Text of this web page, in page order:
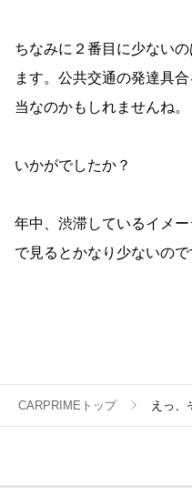
ちなみに２番目に少ない
ます。公共交通の発達具
当なのかもしれませんね。
いかがでしたか？
年中、渋滞しているイメ
で見るとかなり少ないので
CARPRIMEトップ えっ、